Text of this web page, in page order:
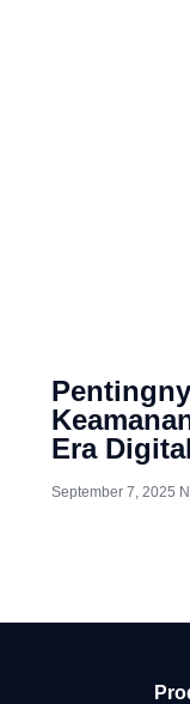
Era Digital
September 7, 2025